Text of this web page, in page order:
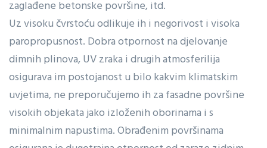
zaglađene betonske površine, itd.
Uz visoku čvrstoću odlikuje ih i negorivost i visoka
paropropusnost. Dobra otpornost na djelovanje
dimnih plinova, UV zraka i drugih atmosferilija
osigurava im postojanost u bilo kakvim klimatskim
uvjetima, ne preporučujemo ih za fasadne površine
visokih objekata jako izloženih oborinama i s
minimalnim napustima. Obrađenim površinama